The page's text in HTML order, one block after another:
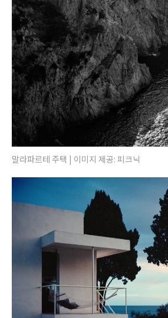
말라파르테 주택 | 이미지 제공: 피크닉